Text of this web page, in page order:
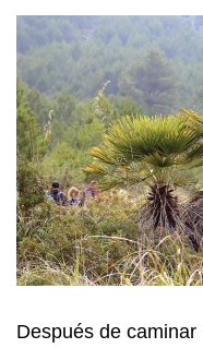
Después de caminar